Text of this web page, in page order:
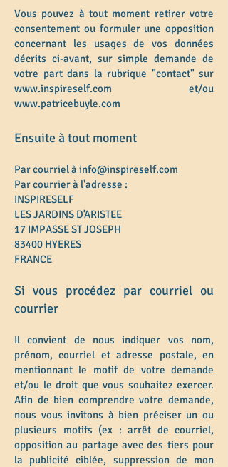
Vous pouvez à tout moment retirer votre
consentement ou formuler une opposition
concernant les usages de vos données
décrits ci-avant, sur simple demande de
votre part dans la rubrique "contact" sur
www.inspireself.com et/ou
www.patricebuyle.com
Ensuite à tout moment
Par courriel à info@inspireself.com
Par courrier à l'adresse :
INSPIRESELF
LES JARDINS D’ARISTEE
17 IMPASSE ST JOSEPH
83400 HYERES
FRANCE
Si vous procédez par courriel ou
courrier
Il convient de nous indiquer vos nom,
prénom, courriel et adresse postale, en
mentionnant le motif de votre demande
et/ou le droit que vous souhaitez exercer.
Afin de bien comprendre votre demande,
nous vous invitons à bien préciser un ou
plusieurs motifs (ex : arrêt de courriel,
opposition au partage avec des tiers pour
la publicité ciblée, suppression de mon